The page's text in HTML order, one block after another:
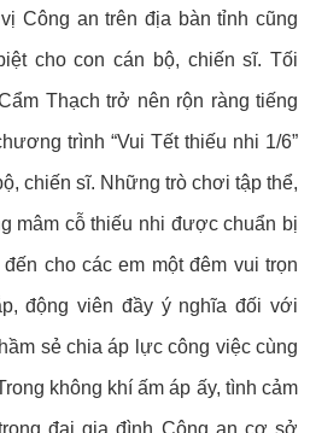
Công an trên địa bàn tỉnh cũng
cho con cán bộ, chiến sĩ. Tối
Thạch trở nên rộn ràng tiếng
trình “Vui Tết thiếu nhi 1/6”
chiến sĩ. Những trò chơi tập thể,
mâm cỗ thiếu nhi được chuẩn bị
cho các em một đêm vui trọn
động viên đầy ý nghĩa đối với
sẻ chia áp lực công việc cùng
không khí ấm áp ấy, tình cảm